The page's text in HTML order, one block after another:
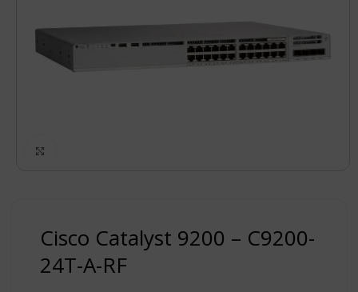
Cisco Catalyst 9200 – C9200-
24T-A-RF